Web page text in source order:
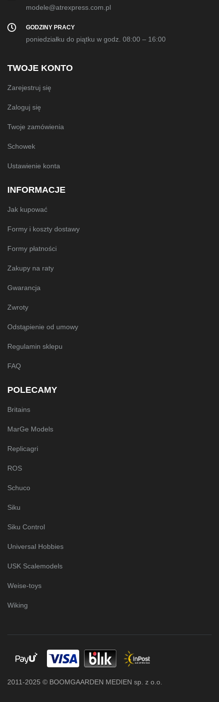
modele@atrexpress.com.pl
GODZINY PRACY
poniedziałku do piątku w godz. 08:00 – 16:00
TWOJE KONTO
Zarejestruj się
Zaloguj się
Twoje zamówienia
Schowek
Ustawienie konta
INFORMACJE
Jak kupować
Formy i koszty dostawy
Formy płatności
Zakupy na raty
Gwarancja
Zwroty
Odstąpienie od umowy
Regulamin sklepu
FAQ
POLECAMY
Britains
MarGe Models
Replicagri
ROS
Schuco
Siku
Siku Control
Universal Hobbies
USK Scalemodels
Weise-toys
Wiking
2011-2025 © BOOMGAARDEN MEDIEN sp. z o.o.